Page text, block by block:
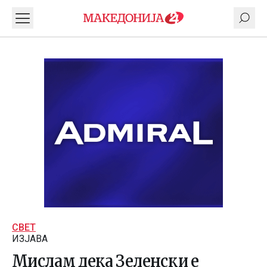
СВЕТ
ИЗЈАВА
Мислам дека Зеленски е